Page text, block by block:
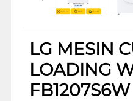
LG MESIN
LOADING
FB1207S6W